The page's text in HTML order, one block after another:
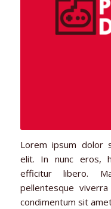
Lorem ipsum dolor
elit. In nunc eros,
efficitur libero.
pellentesque
condimentum sit